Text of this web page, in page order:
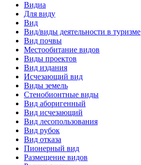
Видиа
Для виду
Вид
Вид/виды деятельности в туризме
Вид почвы
Местообитание видов
Виды проектов
Вид издания
Исчезающий вид
Виды земель
Cтeнoбиoнтныe виды
Вид аборигенный
Вид исчезающий
Вид лесопользования
Вид рубок
Вид отказа
Пионерный вид
Размещение видов